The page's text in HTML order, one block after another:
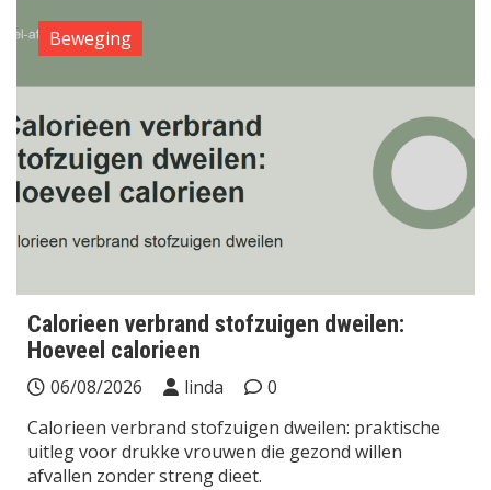
Beweging
Calorieen verbrand stofzuigen dweilen:
Hoeveel calorieen
06/08/2026 linda
0
Calorieen verbrand stofzuigen dweilen: praktische
uitleg voor drukke vrouwen die gezond willen
afvallen zonder streng dieet.